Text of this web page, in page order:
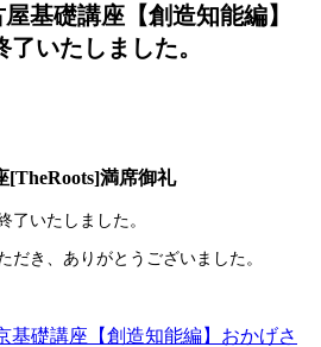
基礎講座【創造知能編】
いたしました。
[TheRoots]満席御礼
了いたしました。
だき、ありがとうございました。
基礎講座【創造知能編】おかげさ